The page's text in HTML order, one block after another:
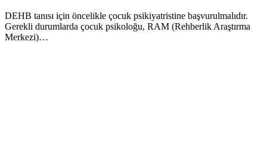
DEHB tanısı için öncelikle çocuk psikiyatristine başvurulmalıdır.
Gerekli durumlarda çocuk psikoloğu, RAM (Rehberlik Araştırma
Merkezi)…